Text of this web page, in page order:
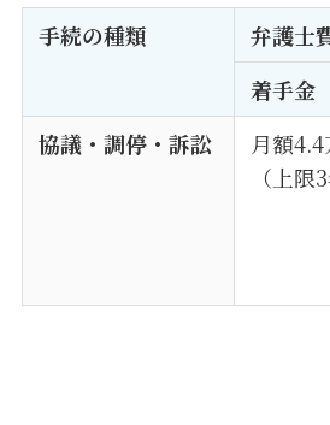
手続の種類
弁護士
着手金
協議・調停・訴訟
月額
（上限